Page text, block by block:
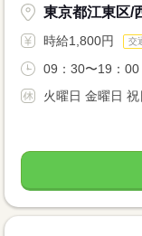
東京都江東区/
時給1,800円 交
09：30〜19：
火曜日 金曜日 祝